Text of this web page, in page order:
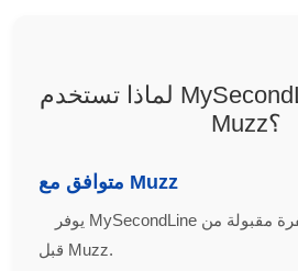
لماذا تستخدم MySecondLine للتحقق من
Muzz؟
متوافق مع Muzz
يوفر MySecondLine أرقام افتراضية مشفرة مقبولة من
قبل Muzz.